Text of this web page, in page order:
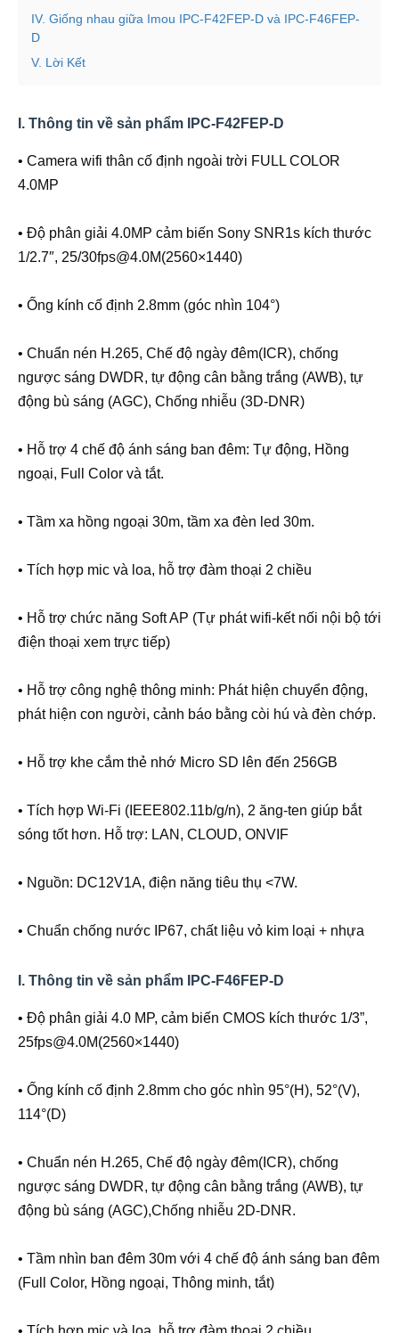
IV. Giống nhau giữa Imou IPC-F42FEP-D và IPC-F46FEP-
D
V. Lời Kết
I. Thông tin về sản phẩm IPC-F42FEP-D
• Camera wifi thân cố định ngoài trời FULL COLOR
4.0MP
• Độ phân giải 4.0MP cảm biến Sony SNR1s kích thước
1/2.7″, 25/30fps@4.0M(2560×1440)
• Ống kính cố định 2.8mm (góc nhìn 104°)
• Chuẩn nén H.265, Chế độ ngày đêm(ICR), chống
ngược sáng DWDR, tự động cân bằng trắng (AWB), tự
động bù sáng (AGC), Chống nhiễu (3D-DNR)
• Hỗ trợ 4 chế độ ánh sáng ban đêm: Tự động, Hồng
ngoại, Full Color và tắt.
• Tầm xa hồng ngoại 30m, tầm xa đèn led 30m.
• Tích hợp mic và loa, hỗ trợ đàm thoại 2 chiều
• Hỗ trợ chức năng Soft AP (Tự phát wifi-kết nối nội bộ tới
điện thoại xem trực tiếp)
• Hỗ trợ công nghệ thông minh: Phát hiện chuyển động,
phát hiện con người, cảnh báo bằng còi hú và đèn chớp.
• Hỗ trợ khe cắm thẻ nhớ Micro SD lên đến 256GB
• Tích hợp Wi-Fi (IEEE802.11b/g/n), 2 ăng-ten giúp bắt
sóng tốt hơn. Hỗ trợ: LAN, CLOUD, ONVIF
• Nguồn: DC12V1A, điện năng tiêu thụ <7W.
• Chuẩn chống nước IP67, chất liệu vỏ kim loại + nhựa
I. Thông tin về sản phẩm IPC-F46FEP-D
• Độ phân giải 4.0 MP, cảm biến CMOS kích thước 1/3”,
25fps@4.0M(2560×1440)
• Ống kính cố định 2.8mm cho góc nhìn 95°(H), 52°(V),
114°(D)
• Chuẩn nén H.265, Chế độ ngày đêm(ICR), chống
ngược sáng DWDR, tự động cân bằng trắng (AWB), tự
động bù sáng (AGC),Chống nhiễu 2D-DNR.
• Tầm nhìn ban đêm 30m với 4 chế độ ánh sáng ban đêm
(Full Color, Hồng ngoại, Thông minh, tắt)